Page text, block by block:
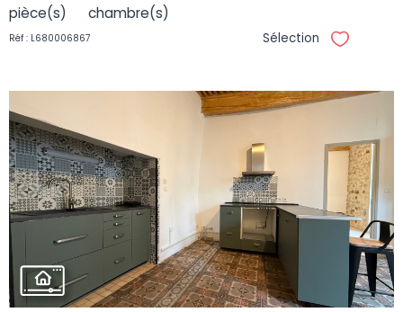
pièce(s) chambre(s)
Réf : L680006867 Sélection
VOIR LE
BIEN